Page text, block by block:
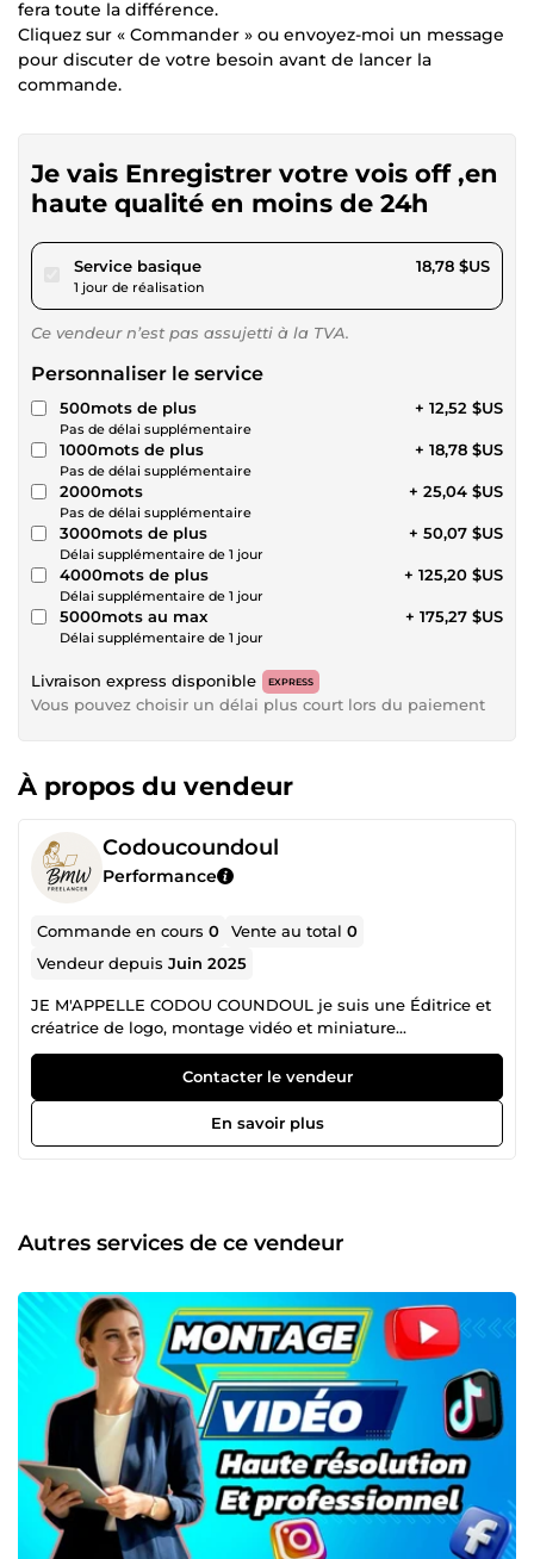
fera toute la différence.
Cliquez sur « Commander » ou envoyez-moi un message
pour discuter de votre besoin avant de lancer la
commande.
Je vais Enregistrer votre vois off ,en
haute qualité en moins de 24h
Service basiquepour 17,31 $US
1 jour de réalisation
18,78 $US
Ce vendeur n’est pas assujetti à la TVA.
Personnaliser le service
500mots de plus
Pas de délai supplémentaire
+ 12,52 $US
1000mots de plus
Pas de délai supplémentaire
+ 18,78 $US
2000mots
Pas de délai supplémentaire
+ 25,04 $US
3000mots de plus
Délai supplémentaire de 1 jour
+ 50,07 $US
4000mots de plus
Délai supplémentaire de 1 jour
+ 125,20 $US
5000mots au max
Délai supplémentaire de 1 jour
+ 175,27 $US
Livraison express disponible EXPRESS
Vous pouvez choisir un délai plus court lors du paiement
À propos du vendeur
Codoucoundoul
Performance
Commande en cours0 Vente au total0
Vendeur depuisJuin 2025
JE M'APPELLE CODOU COUNDOUL je suis une Éditrice et
créatrice de logo, montage vidéo et miniature...
Contacter le vendeur
En savoir plus
Autres services de ce vendeur